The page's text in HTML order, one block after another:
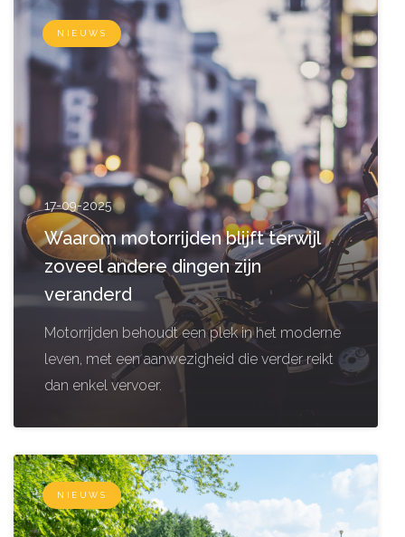
NIEUWS
17-09-2025
Waarom motorrijden blijft terwijl
zoveel andere dingen zijn
veranderd
Motorrijden behoudt een plek in het moderne
leven, met een aanwezigheid die verder reikt
dan enkel vervoer.
NIEUWS